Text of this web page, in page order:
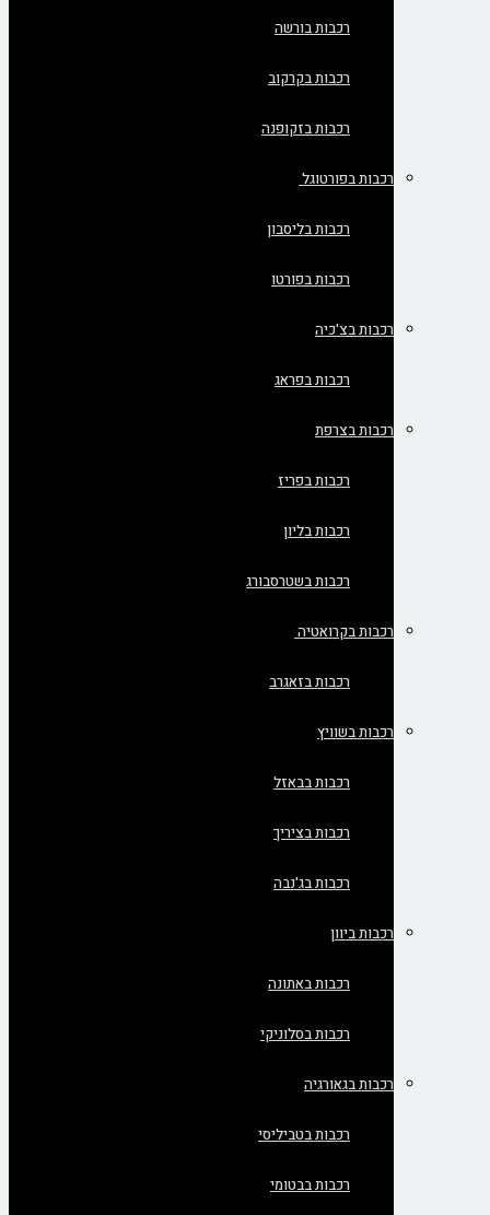
רכבות בורשה
רכבות בקרקוב
רכבות בזקופנה
רכבות בפורטוגל
רכבות בליסבון
רכבות בפורטו
רכבות בצ'כיה
רכבות בפראג
רכבות בצרפת
רכבות בפריז
רכבות בליון
רכבות בשטרסבורג
רכבות בקרואטיה
רכבות בזאגרב
רכבות בשוויץ
רכבות בבאזל
רכבות בציריך
רכבות בג'נבה
רכבות ביוון
רכבות באתונה
רכבות בסלוניקי
רכבות בגאורגיה
רכבות בטביליסי
רכבות בבטומי